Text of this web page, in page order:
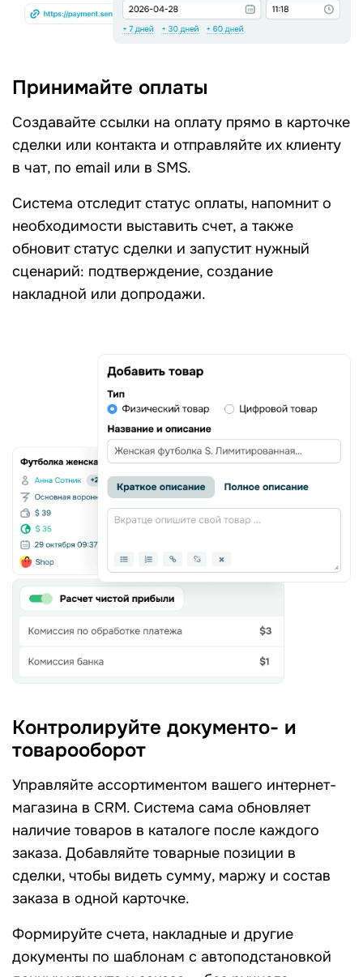
Принимайте оплаты
Создавайте ссылки на оплату прямо в карточке
сделки или контакта и отправляйте их клиенту
в чат, по email или в SMS.
Система отследит статус оплаты, напомнит о
необходимости выставить счет, а также
обновит статус сделки и запустит нужный
сценарий: подтверждение, создание
накладной или допродажи.
Контролируйте документо- и
товарооборот
Управляйте ассортиментом вашего интернет-
магазина в CRM. Система сама обновляет
наличие товаров в каталоге после каждого
заказа. Добавляйте товарные позиции в
сделки, чтобы видеть сумму, маржу и состав
заказа в одной карточке.
Формируйте счета, накладные и другие
документы по шаблонам с автоподстановкой